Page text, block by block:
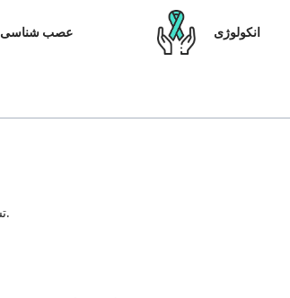
عصب شناسی انکولوژی
تسهیل درمان بیمار، و همچنین فعال کردن آن با راه حل های مبتنی بر فناوری، سیستم مراقبت از بیمار و شفافیت در هر مرحله از سفر درمان.